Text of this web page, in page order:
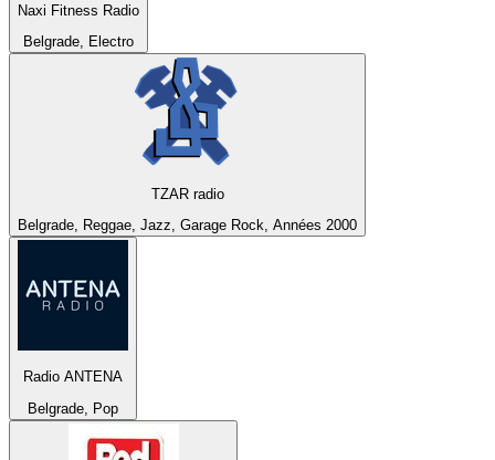
Naxi Fitness Radio
Belgrade, Electro
TZAR radio
Belgrade, Reggae, Jazz, Garage Rock, Années 2000
Radio ANTENA
Belgrade, Pop